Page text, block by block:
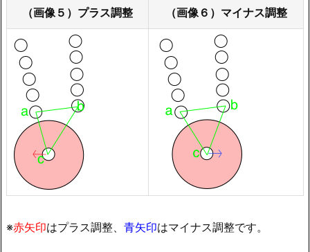
（画像５）プラス調整 （画像６）マイナス調整
※赤矢印はプラス調整、 青矢印はマイナス調整です。